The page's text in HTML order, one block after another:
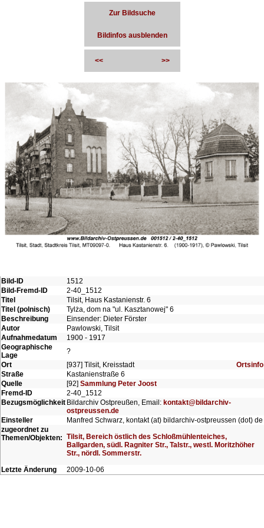
Zur Bildsuche
Bildinfos ausblenden
<< >>
Bild-ID
1512
Bild-Fremd-ID
2-40_1512
Titel
Tilsit, Haus Kastanienstr. 6
Titel (polnisch)
Tylża, dom na "ul. Kasztanowej" 6
Beschreibung
Einsender: Dieter Förster
Autor
Pawlowski, Tilsit
Aufnahmedatum
1900 - 1917
Geographische
Lage
?
Ort
[937] Tilsit, Kreisstadt
Ortsinfo
Straße
Kastanienstraße 6
Quelle
[92] Sammlung Peter Joost
Fremd-ID
2-40_1512
Bezugsmöglichkeit Bildarchiv Ostpreußen, Email: kontakt@bildarchiv-
ostpreussen.de
Einsteller
Manfred Schwarz, kontakt (at) bildarchiv-ostpreussen (dot) de
zugeordnet zu
Themen/Objekten: Tilsit, Bereich östlich des Schloßmühlenteiches,
Ballgarden, südl. Ragniter Str., Talstr., westl. Moritzhöher
Str., nördl. Sommerstr.
Letzte Änderung
2009-10-06